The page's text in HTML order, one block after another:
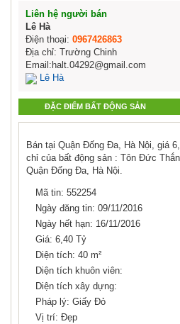
Liên hệ người bán
Lê Hà
Điện thoại: 0967426863
Địa chỉ: Trường Chinh
Email:halt.04292@gmail.com
Lê Hà
ĐẶC ĐIỂM BẤT ĐỘNG SẢN
Bán tại Quận Đống Đa, Hà Nội, giá
chỉ của bất động sản : Tôn Đức
Quận Đống Đa, Hà Nội.
Mã tin: 552254
Ngày đăng tin: 09/11/2016
Ngày hết hạn: 16/11/2016
Giá: 6,40 Tỷ
Diện tích: 40 m²
Diện tích khuôn viên:
Diện tích xây dựng:
Pháp lý: Giấy Đỏ
Vị trí: Đẹp